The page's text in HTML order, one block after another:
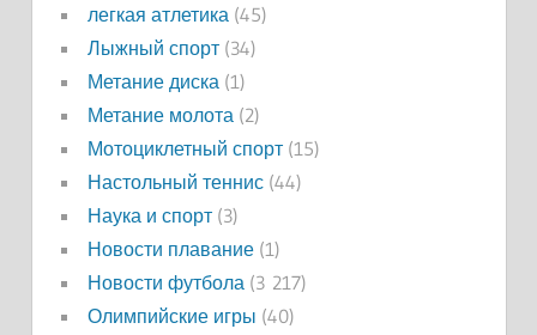
легкая атлетика (45)
Лыжный спорт(34)
Метание диска (1)
Метание молота (2)
Мотоциклетный спорт(15)
Настольный теннис(44)
Наука и спорт(3)
Новости плавание(1)
Новости футбола (3 217)
Олимпийские игры (40)